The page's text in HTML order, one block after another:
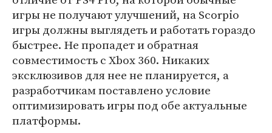
игры не получают улучшений, на Scorpio
игры должны выглядеть и работать гораздо
быстрее. Не пропадет и обратная
совместимость с Xbox 360. Никаких
эксклюзивов для нее не планируется, а
разработчикам поставлено условие
оптимизировать игры под обе актуальные
платформы.